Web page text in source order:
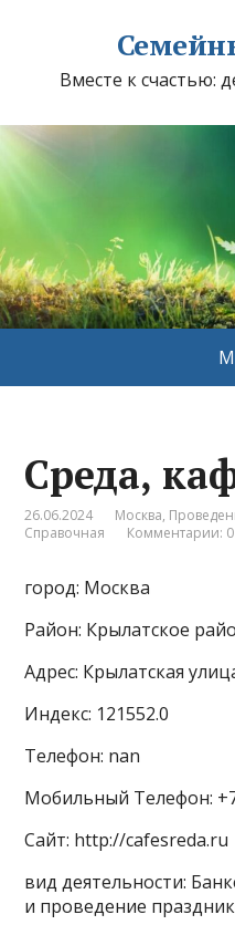
Вместе к счастью:
Среда,
26.06.2024 Москва,
Справочная
Комментарии: 0
город: Москва
Район: Крылатское
Адрес: Крылатская
Индекс: 121552.0
Телефон: nan
Мобильный Телефон:
Сайт: http://cafesreda.ru
вид деятельности:
и проведение